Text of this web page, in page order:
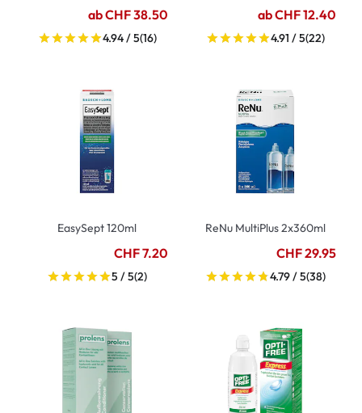
ab CHF 38.50
4.94 / 5(16)
ab CHF 12.40
4.91 / 5(22)
EasySept 120ml
CHF 7.20
5 / 5(2)
ReNu MultiPlus 2x360ml
CHF 29.95
4.79 / 5(38)